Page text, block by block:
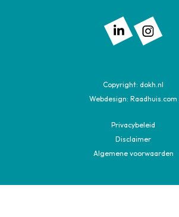
Volg ons op:
Copyright: dokh.nl
Webdesign: Raadhuis.com
Privacybeleid
Disclaimer
Algemene voorwaarden